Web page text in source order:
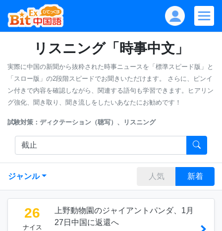
リスニング「時事中文」
実際に中国の新聞から抜粋された時事ニュースを「標準スピード版」と
「スロー版」の2段階スピードでお聞きいただけます。
さらに、ピンイ
ン付きで内容を確認しながら、関連する語句も学習できます。ヒアリン
グ強化、聞き取り、聞き流しをしたいあなたにお勧めです！
試験対策：ディクテーション（聴写）、リスニング
ジャンル 人気 新着
26
ナイス
上野動物園のジャイアントパンダ、1月
27日中国に返還へ